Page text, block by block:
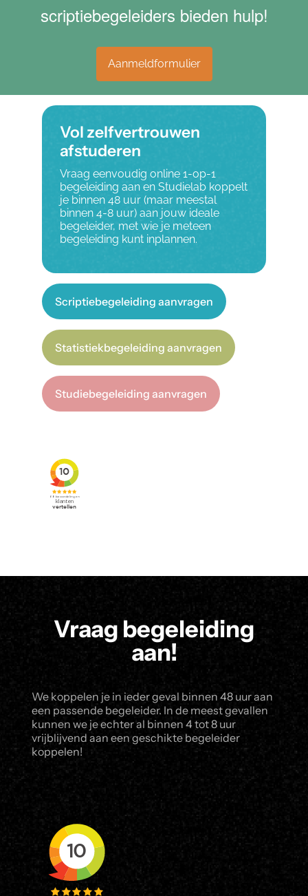
scriptiebegeleiders bieden hulp!
Aanmeldformulier
Vol zelfvertrouwen
afstuderen
Vraag eenvoudig online 1-op-1
begeleiding aan en Studielab koppelt
je binnen 48 uur (maar meestal
binnen 4-8 uur) aan jouw ideale
begeleider, met wie je meteen
begeleiding kunt inplannen.
Scriptiebegeleiding aanvragen
Statistiekbegeleiding aanvragen
Studiebegeleiding aanvragen
Vraag begeleiding
aan!
We koppelen je in ieder geval binnen 48 uur aan
een passende begeleider. In de meest gevallen
kunnen we je echter al binnen 4 tot 8 uur
vrijblijvend aan een geschikte begeleider
koppelen!